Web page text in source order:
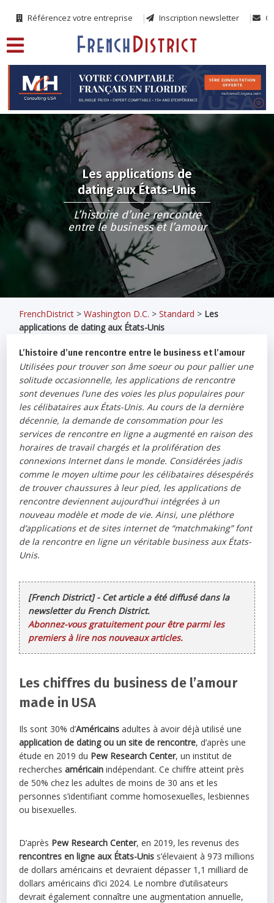
Référencez votre entreprise Inscription newsletter
Les applications de
dating aux États-Unis
L’histoire d’une rencontre
entre le business et l’amour
FrenchDistrict >Washington D.C. >Standard > Les
applications de dating aux États-Unis
L’histoire d’une rencontre entre le business et l’amour
Utilisées pour trouver son âme soeur ou pour pallier une
solitude occasionnelle, les applications de rencontre
sont devenues l’une des voies les plus populaires pour
les célibataires aux États-Unis. Au cours de la dernière
décennie, la demande de consommation pour les
services de rencontre en ligne a augmenté en raison des
horaires de travail chargés et la prolifération des
connexions Internet dans le monde. Considérées jadis
comme le moyen ultime pour les célibataires désespérés
de trouver chaussures à leur pied, les applications de
rencontre deviennent aujourd’hui intégrées à un
nouveau modèle et mode de vie. Ainsi, une pléthore
d’applications et de sites internet de “matchmaking” font
de la rencontre en ligne un véritable business aux États-
Unis.
[French District] - Cet article a été diffusé dans la
newsletter du French District.
Abonnez-vous gratuitement pour être parmi les
premiers à lire nos nouveaux articles.
Les chiffres du business de l’amour
made in USA
Ils sont 30% d’Américains adultes à avoir déjà utilisé une
application de dating ou un site de rencontre, d’après une
étude en 2019 du Pew Research Center, un institut de
recherchesaméricain indépendant. Ce chiffre atteint près
de 50% chez les adultes de moins de 30 ans et les
personnes s’identifiant comme homosexuelles, lesbiennes
ou bisexuelles.
D’après Pew Research Center, en 2019, les revenus des
rencontres en ligne aux États-Unis s’élevaient à 973 millions
de dollars américains et devraient dépasser 1,1 milliard de
dollars américains d’ici 2024. Le nombre d’utilisateurs
devrait également connaître une augmentation annuelle,